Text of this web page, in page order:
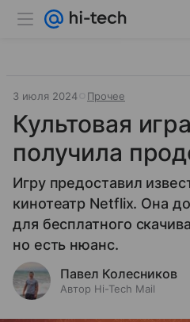
3 июля 2024 Прочее
Культовая
получила
Игру предоставил
кинотеатр Netflix. Она
для бесплатного
но есть нюанс.
Павел Колесников
Автор Hi-Tech Mail